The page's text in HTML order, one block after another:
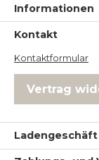
Informationen
Kontakt
Kontaktformular
Vertrag
Ladengeschäft